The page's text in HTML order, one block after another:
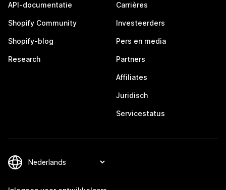
API-documentatie
Shopify Community
Shopify-blog
Research
Carrières
Investeerders
Pers en media
Partners
Affiliates
Juridisch
Servicestatus